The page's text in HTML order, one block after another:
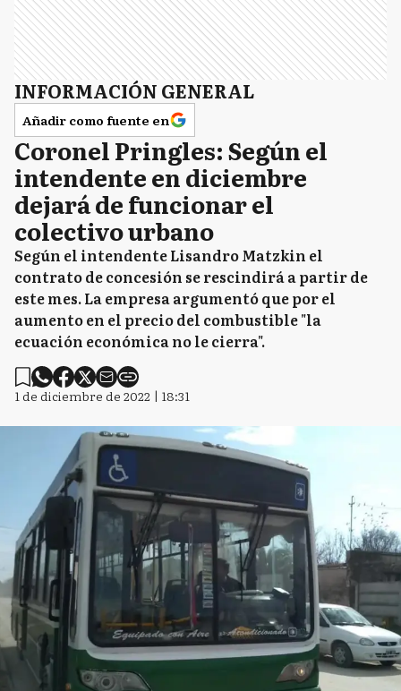
CT Carlos Tejedor
CD Carmen de Areco
C Castelli
C Chacabuco
C Chascomús
C Colón
CD Coronel Dorrego
CP Coronel Pringles
INFORMACIÓN GENERAL
Añadir como fuente en
Coronel Pringles: Según el
intendente en diciembre
dejará de funcionar el
colectivo urbano
Según el intendente Lisandro Matzkin el
contrato de concesión se rescindirá a partir de
este mes. La empresa argumentó que por el
aumento en el precio del combustible "la
ecuación económica no le cierra".
1 de diciembre de 2022 | 18:31